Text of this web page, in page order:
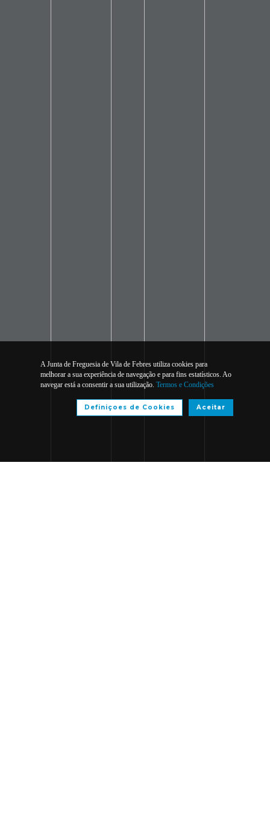
A Junta de Freguesia de Vila de Febres utiliza cookies para
melhorar a sua experiência de navegação e para fins estatísticos. Ao
navegar está a consentir a sua utilização. Termos e Condições
Aceitar
Definiçoes de Cookies